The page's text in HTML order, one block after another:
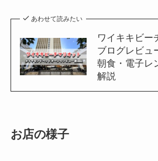
あわせて読みたい
ワイキキビー
ブログレビュ
朝食・電子レ
解説
お店の様子